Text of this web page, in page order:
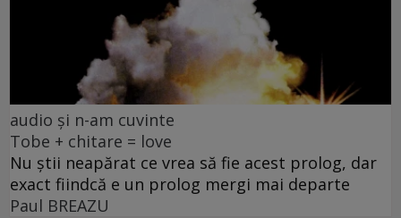
audio și n-am cuvinte
Tobe + chitare = love
Nu știi neapărat ce vrea să fie acest prolog, dar
exact fiindcă e un prolog mergi mai departe
Paul BREAZU